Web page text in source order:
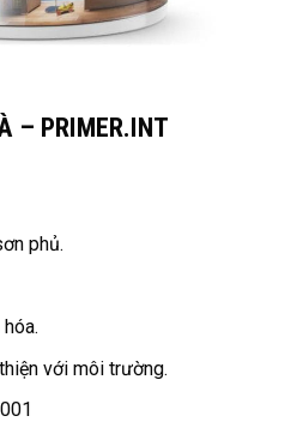
– PRIMER.INT
phủ.
với môi trường.